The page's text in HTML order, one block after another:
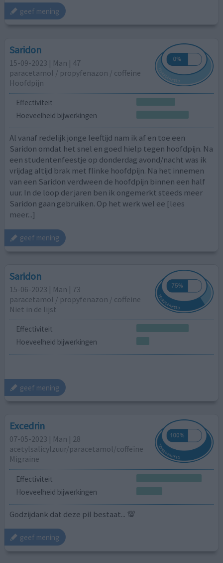
geef mening
Saridon
15-09-2023 | Man | 47
paracetamol / propyfenazon / coffeine
Hoofdpijn
Effectiviteit
Hoeveelheid bijwerkingen
Al vanaf redelijk jonge leeftijd nam ik af en toe een
Saridon omdat het snel en goed hielp tegen hoofdpijn. Na
een studentenfeestje op donderdag avond/nacht was ik
vrijdag altijd brak met flinke hoofdpijn. Na het innemen
van een Saridon verdween de hoofdpijn binnen een half
uur. In de loop der jaren ben ik ongemerkt steeds meer
Saridon gaan gebruiken. Op het werk wel ee [lees
meer...]
geef mening
Saridon
15-06-2023 | Man | 73
paracetamol / propyfenazon / coffeine
Niet in de lijst
Effectiviteit
Hoeveelheid bijwerkingen
geef mening
Excedrin
07-05-2023 | Man | 28
acetylsalicylzuur/paracetamol/coffeïne
Migraine
Effectiviteit
Hoeveelheid bijwerkingen
Godzijdank dat deze pil bestaat... 💯
geef mening